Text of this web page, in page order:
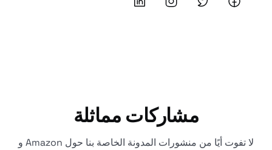
مشاركات مماثلة
لا تفوت أيًا من منشورات المدونة الخاصة بنا حول Amazon و